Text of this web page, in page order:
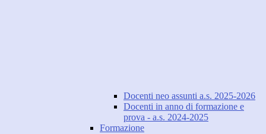
Docenti neo assunti a.s. 2025-2026
Docenti in anno di formazione e
prova - a.s. 2024-2025
Formazione